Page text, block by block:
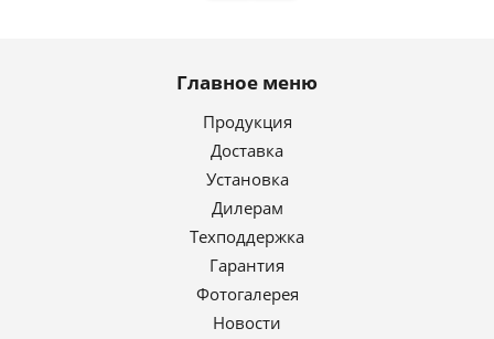
Главное меню
Продукция
Доставка
Установка
Дилерам
Техподдержка
Гарантия
Фотогалерея
Новости